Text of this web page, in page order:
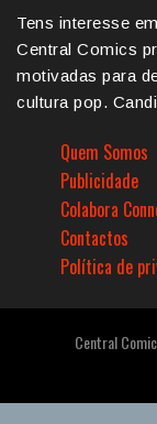
Tens interesse
Central Comics
motivadas para
cultura pop.
Quem Somos
Publicidade
Colabora
Contactos
Política de
Central